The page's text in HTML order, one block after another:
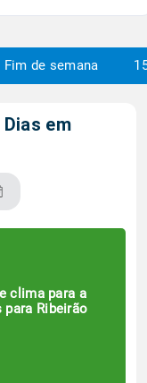
Fim de semana
em
clima para a
Ribeirão